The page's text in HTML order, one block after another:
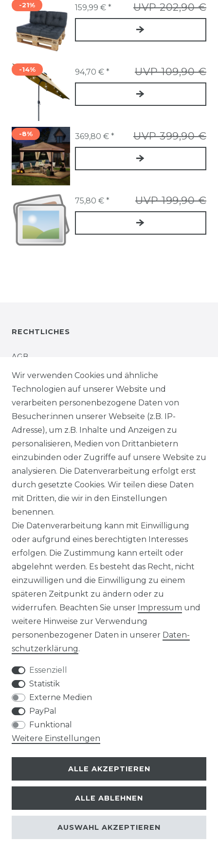
-21% UVP 202,90 €
159,99 € *
-14% UVP 109,90 €
94,70 € *
-8% UVP 399,90 €
369,80 € *
UVP 199,90 €
75,80 € *
RECHTLICHES
AGB
WIDERRUFSRECHT
WIDERRUFSFORMULAR
DATENSCHUTZERKLÄRUNG
INFORMATIONEN & SERVICE
BLOG
ZAHLUNG & VERSAND
AUFBAUANLEITUNGEN
TIPS & TRICKS
HINWEIS ZUR BATTERIEENTSORGUNG
VERPACKUNGSHINWEISE
ÜBER UNS
UNSER TEAM
IHRE VORTEILE
LOB & KRITIK
KONTAKT
© Copyright 2026 | Alle Rechte vorbehalten.
Wir verwenden Cookies und ähnliche
Technologien auf unserer Website und
verarbeiten personenbezogene Daten von
Besucher:innen unserer Webseite (z.B. IP-
Adresse), um z.B. Inhalte und Anzeigen zu
personalisieren, Medien von Drittanbietern
einzubinden oder Zugriffe auf unsere Website zu
analysieren. Die Datenverarbeitung erfolgt erst
durch gesetzte Cookies. Wir teilen diese Daten
mit Dritten, die wir in den Einstellungen
benennen.
Die Datenverarbeitung kann mit Einwilligung
oder aufgrund eines berechtigten Interesses
erfolgen. Die Zustimmung kann erteilt oder
abgelehnt werden. Es besteht das Recht, nicht
einzuwilligen und die Einwilligung zu einem
späteren Zeitpunkt zu ändern oder zu
widerrufen. Beachten Sie unser Impressum und
weitere Hinweise zur Verwendung
personenbezogener Daten in unserer Daten­
schutz­erklärung.
Essenziell
Statistik
Externe Medien
PayPal
Funktional
Weitere Einstellungen
ALLE AKZEPTIEREN
ALLE ABLEHNEN
AUSWAHL AKZEPTIEREN